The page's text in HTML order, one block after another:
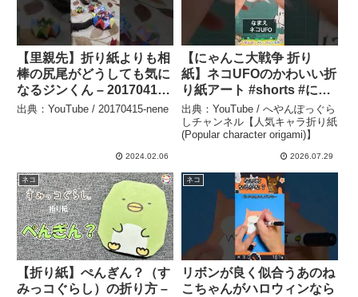
【里親先】折り紙よりも相
棒の尻尾がどうしても気に
なるジンくん – 20170415-
nene
出典：YouTube / 20170415-nene
2024.02.06
【にゃんこ大戦争 折り
紙】ネコUFOのかわいい折
り紙アート #shorts #にゃ
んこ大戦争 #折り紙 #ネコ
#へやんぽっぐらし – へや
んぽっぐらしチャンネル
【人気キャラ折り紙
(Popular character
origami)】
出典：YouTube / へやんぽっぐら
しチャンネル【人気キャラ折り紙
(Popular character origami)】
2026.07.29
ネコ
【折り紙】ぺんぎん？（す
みっコぐらし）の折り方 –
ネコ
リボンが良く似合うあのね
こちゃんがハロウィンなら